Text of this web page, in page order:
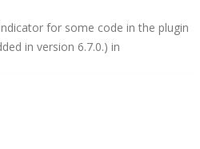
for some code in the plugin
in version 6.7.0.) in